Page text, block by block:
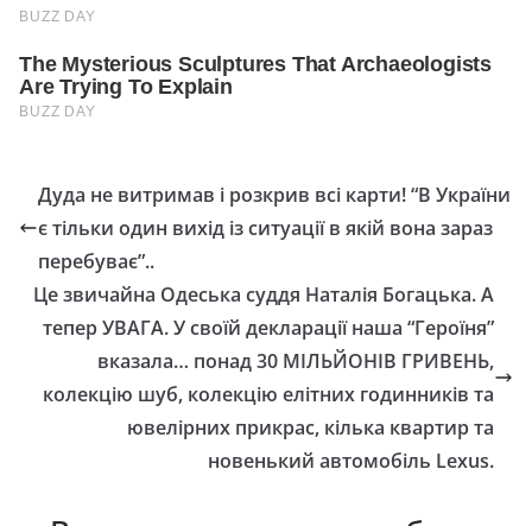
Дуда не витримав і розкрив всі карти! “В України
є тільки один вихід із ситуації в якій вона зараз
перебуває”..
Це звичайна Одеська суддя Наталія Богацька. А
тепер УВАГА. У своїй декларації наша “Героїня”
вказала… понад 30 МІЛЬЙОНІВ ГРИВЕНЬ,
колекцію шуб, колекцію елітних годинників та
ювелірних прикрас, кілька квартир та
новенький автомобіль Lexus.